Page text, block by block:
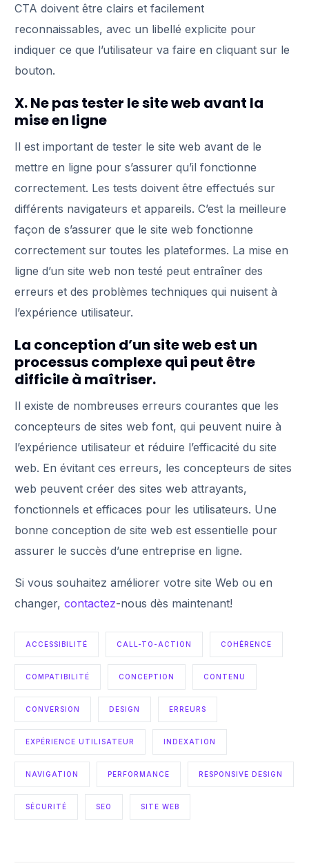
CTA doivent être clairs et facilement
reconnaissables, avec un libellé explicite pour
indiquer ce que l’utilisateur va faire en cliquant sur le
bouton.
X. Ne pas tester le site web avant la
mise en ligne
Il est important de tester le site web avant de le
mettre en ligne pour s’assurer qu’il fonctionne
correctement. Les tests doivent être effectués sur
différents navigateurs et appareils. C’est la meilleure
façon de s’assurer que le site web fonctionne
correctement sur toutes les plateformes. La mise en
ligne d’un site web non testé peut entraîner des
erreurs et des problèmes techniques qui nuisent à
l’expérience utilisateur.
La conception d’un site web est un
processus complexe qui peut être
difficile à maîtriser.
Il existe de nombreuses erreurs courantes que les
concepteurs de sites web font, qui peuvent nuire à
l’expérience utilisateur et réduire l’efficacité du site
web. En évitant ces erreurs, les concepteurs de sites
web peuvent créer des sites web attrayants,
fonctionnels et efficaces pour les utilisateurs. Une
bonne conception de site web est essentielle pour
assurer le succès d’une entreprise en ligne.
Si vous souhaitez améliorer votre site Web ou en
changer,contactez-nous dès maintenant!
ACCESSIBILITÉ CALL-TO-ACTION COHÉRENCE
COMPATIBILITÉ CONCEPTION CONTENU
CONVERSION DESIGN ERREURS
EXPÉRIENCE UTILISATEUR INDEXATION
NAVIGATION PERFORMANCE RESPONSIVE DESIGN
SÉCURITÉ SEO SITE WEB